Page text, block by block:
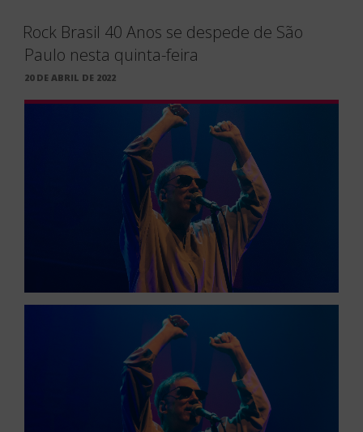
Rock Brasil 40 Anos se despede de São
Paulo nesta quinta-feira
PUBLICADO
20 DE ABRIL DE 2022